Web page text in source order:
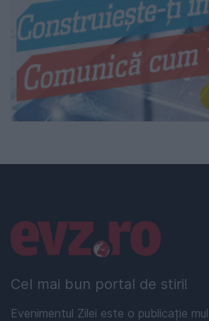
Cel mai bun portal de stiri!
Evenimentul Zilei este o publicație
Linkuri utile